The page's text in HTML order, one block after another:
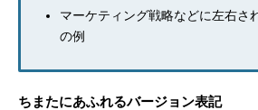
マーケティング戦略などに左右さ
の例
ちまたにあふれるバージョン表記